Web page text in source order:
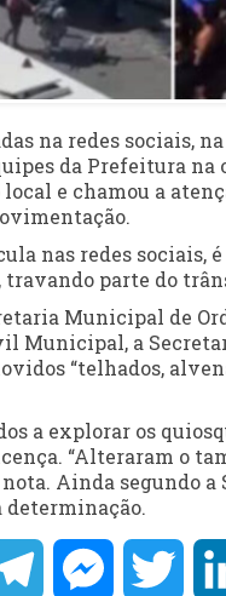
na redes sociais,
da Prefeitura na
e chamou a
nas redes sociais,
travando parte do
Municipal de
Municipal, a
“telhados,
a explorar os
“Alteraram o
Ainda segundo
determinação.
TelegramMessenger